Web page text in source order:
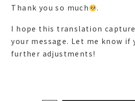
Thank you so much
.
I hope this translation
your message. Let me know if
further adjustments!